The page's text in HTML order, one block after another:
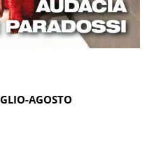
AGOSTO